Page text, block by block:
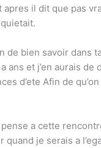
il dit que pas
bien savoir dans
ans et j’en aurais de
d’ete Afin de
pense a cette
je serais a